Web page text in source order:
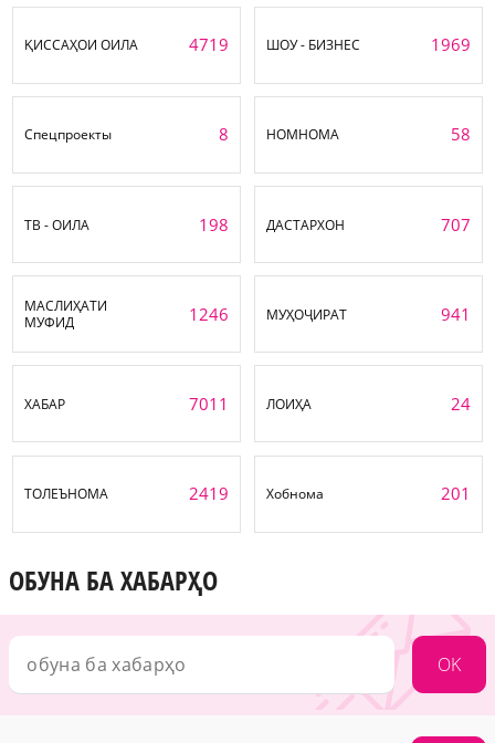
ҚИССАҲОИ ОИЛА 4719 ШОУ - БИЗНЕС 1969
Спецпроекты 8 НОМНОМА 58
ТВ - ОИЛА 198 ДАСТАРХОН 707
МАСЛИҲАТИ
МУФИД
1246 МУҲОҶИРАТ 941
ХАБАР 7011 ЛОИҲА 24
ТОЛЕЪНОМА 2419 Хобнома 201
ОБУНА БА ХАБАРҲО
OK